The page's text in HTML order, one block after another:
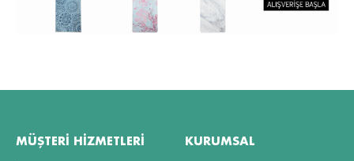
MÜŞTERI HIZMETLERI KURUMSAL